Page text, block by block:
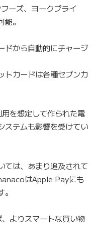
ーズ、ヨークプライ
。
ドから自動的にチャージ
トカードは各種セブンカ
を想定して作られた電
ステムも影響を受けてい
ては、あまり追及されて
はApple Payにも
よりスマートな買い物